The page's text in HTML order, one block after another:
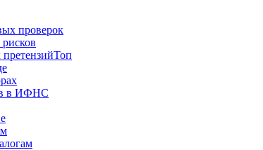
проверок
Топ
в ИФНС